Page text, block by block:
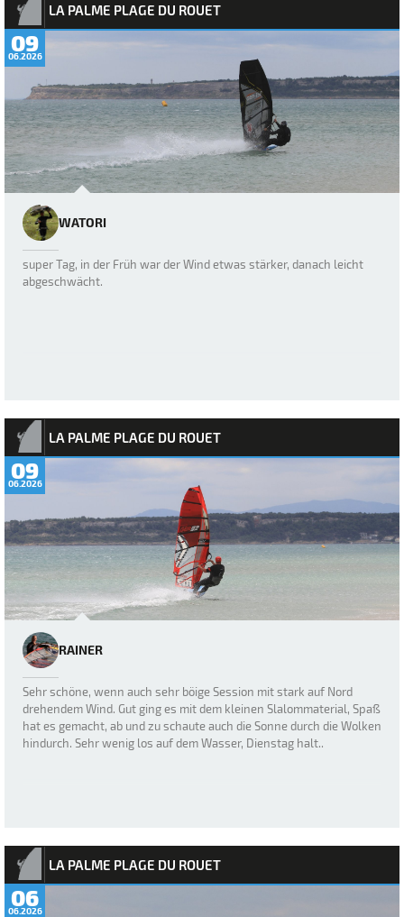
LA PALME PLAGE DU ROUET
09
06.2026
WATORI
super Tag, in der Früh war der Wind etwas stärker, danach leicht
abgeschwächt.
LA PALME PLAGE DU ROUET
09
06.2026
RAINER
Sehr schöne, wenn auch sehr böige Session mit stark auf Nord
drehendem Wind. Gut ging es mit dem kleinen Slalommaterial, Spaß
hat es gemacht, ab und zu schaute auch die Sonne durch die Wolken
hindurch. Sehr wenig los auf dem Wasser, Dienstag halt..
LA PALME PLAGE DU ROUET
06
06.2026